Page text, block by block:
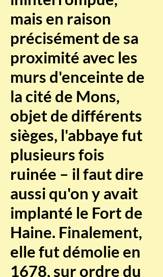
mais en raison
précisément de sa
proximité avec les
murs d'enceinte de
la cité de Mons,
objet de différents
sièges, l'abbaye fut
plusieurs fois
ruinée – il faut dire
aussi qu'on y avait
implanté le Fort de
Haine. Finalement,
elle fut démolie en
1678, sur ordre du